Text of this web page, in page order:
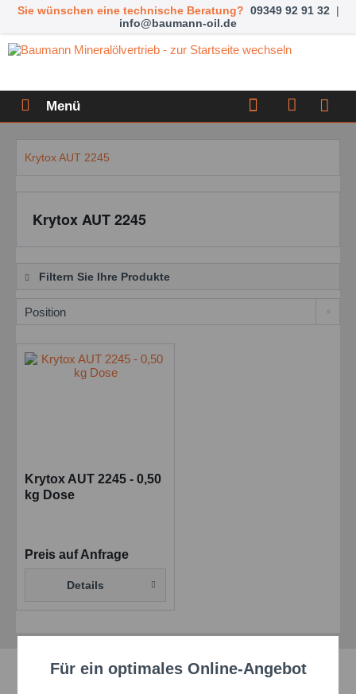
Sie wünschen eine technische Beratung? 09349 92 91 32 |
info@baumann-oil.de
Menü
Krytox AUT 2245
Krytox AUT 2245
Filtern Sie Ihre Produkte
Krytox AUT 2245 - 0,50
kg Dose
Preis auf Anfrage
Details
Schnelle Lieferzeiten
Funktionale Aktiv
Für ein optimales Online-Angebot